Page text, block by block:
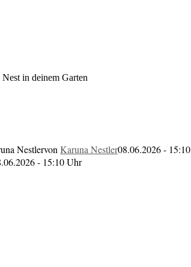
in deinem Garten
von Karuna Nestler08.06.2026 - 15:10
- 15:10 Uhr